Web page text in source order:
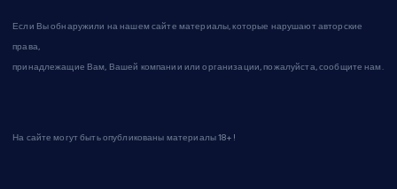
Если Вы обнаружили на нашем сайте материалы, которые нарушают авторские
права,
принадлежащие Вам, Вашей компании или организации, пожалуйста, сообщите нам.
На сайте могут быть опубликованы материалы 18+!